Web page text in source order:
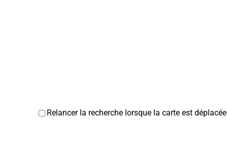
Relancer la recherche lorsque la carte est déplacée